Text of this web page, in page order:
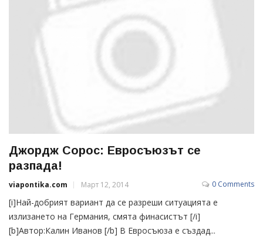
Джордж Сорос: Евросъюзът се
разпада!
viapontika.com Март 12, 2014 0 Comments
[i]Най-добрият вариант да се разреши ситуацията е
излизането на Германия, смята финасистът [/i]
[b]Автор:Калин Иванов [/b] В Евросъюза е създад...